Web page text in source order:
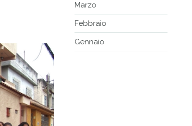
Marzo
Febbraio
Gennaio